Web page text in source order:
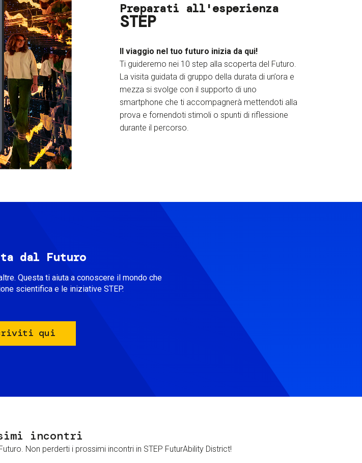
Preparati all'esperienza
STEP
Il viaggio nel tuo futuro inizia da qui!
Ti guideremo nei 10 step alla scoperta del Futuro.
La visita guidata di gruppo della durata di un’ora e
mezza si svolge con il supporto di uno
smartphone che ti accompagnerà mettendoti alla
prova e fornendoti stimoli o spunti di riflessione
durante il percorso.
dal Futuro
Questa ti aiuta a conoscere il mondo che
scientifica e le iniziative STEP.
qui
incontri
Non perderti i prossimi incontri in STEP FuturAbility District!